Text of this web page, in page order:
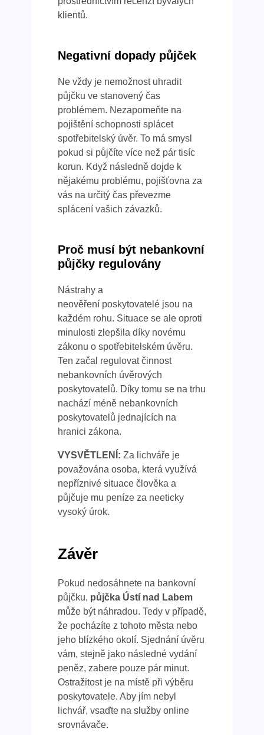
klientů.
Negativní dopady půjček
Ne vždy je nemožnost uhradit
půjčku ve stanovený čas
problémem. Nezapomeňte na
pojištění schopnosti splácet
spotřebitelský úvěr. To má smysl
pokud si půjčíte více než pár tisíc
korun. Když následně dojde k
nějakému problému, pojišťovna za
vás na určitý čas převezme
splácení vašich závazků.
Proč musí být nebankovní
půjčky regulovány
Nástrahy a
neověření poskytovatelé jsou na
každém rohu. Situace se ale oproti
minulosti zlepšila díky novému
zákonu o spotřebitelském úvěru.
Ten začal regulovat činnost
nebankovních úvěrových
poskytovatelů. Díky tomu se na trhu
nachází méně nebankovních
poskytovatelů jednajících na
hranici zákona.
VYSVĚTLENÍ: Za lichváře je
považována osoba, která využívá
nepříznivé situace člověka a
půjčuje mu peníze za neeticky
vysoký úrok.
Závěr
Pokud nedosáhnete na bankovní
půjčku, půjčka Ústí nad Labem
může být náhradou. Tedy v případě,
že pocházíte z tohoto města nebo
jeho blízkého okolí. Sjednání úvěru
vám, stejně jako následné vydání
peněz, zabere pouze pár minut.
Ostražitost je na místě při výběru
poskytovatele. Aby jím nebyl
lichvář, vsaďte na služby online
srovnávače.